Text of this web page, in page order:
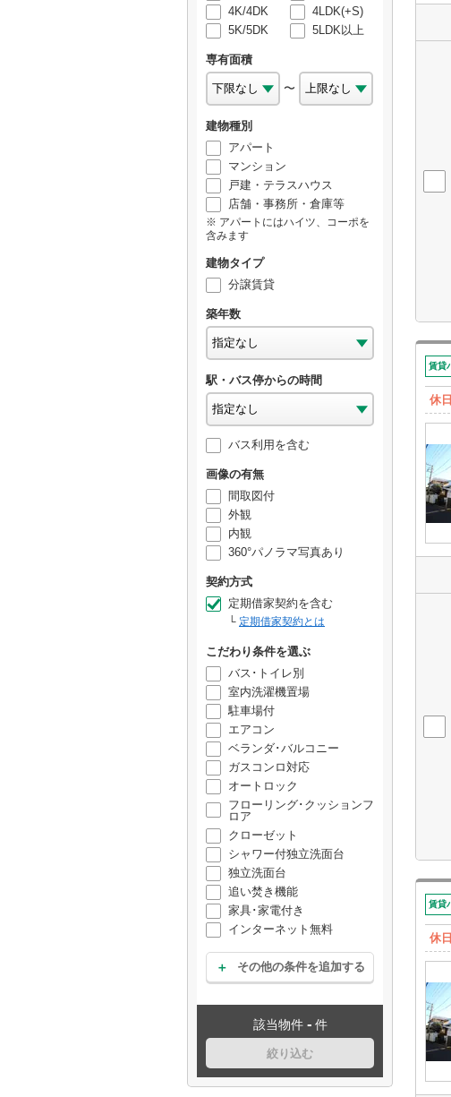
4K/4DK
4LDK(+S)
5K/5DK
5LDK以上
専有面積
〜
建物種別
アパート
マンション
戸建・テラスハウス
店舗・事務所・倉庫等
アパートにはハイツ、コーポを
含みます
建物タイプ
分譲賃貸
築年数
駅・バス停からの時間
バス利用を含む
画像の有無
間取図付
外観
内観
360°パノラマ写真あり
契約方式
定期借家契約を含む
定期借家契約とは
こだわり条件を選ぶ
バス･トイレ別
室内洗濯機置場
駐車場付
エアコン
ベランダ･バルコニー
ガスコンロ対応
オートロック
フローリング･クッションフ
ロア
クローゼット
シャワー付独立洗面台
独立洗面台
追い焚き機能
家具･家電付き
インターネット無料
その他の条件を追加する
該当物件 - 件
絞り込む
賃貸
休
賃貸
休